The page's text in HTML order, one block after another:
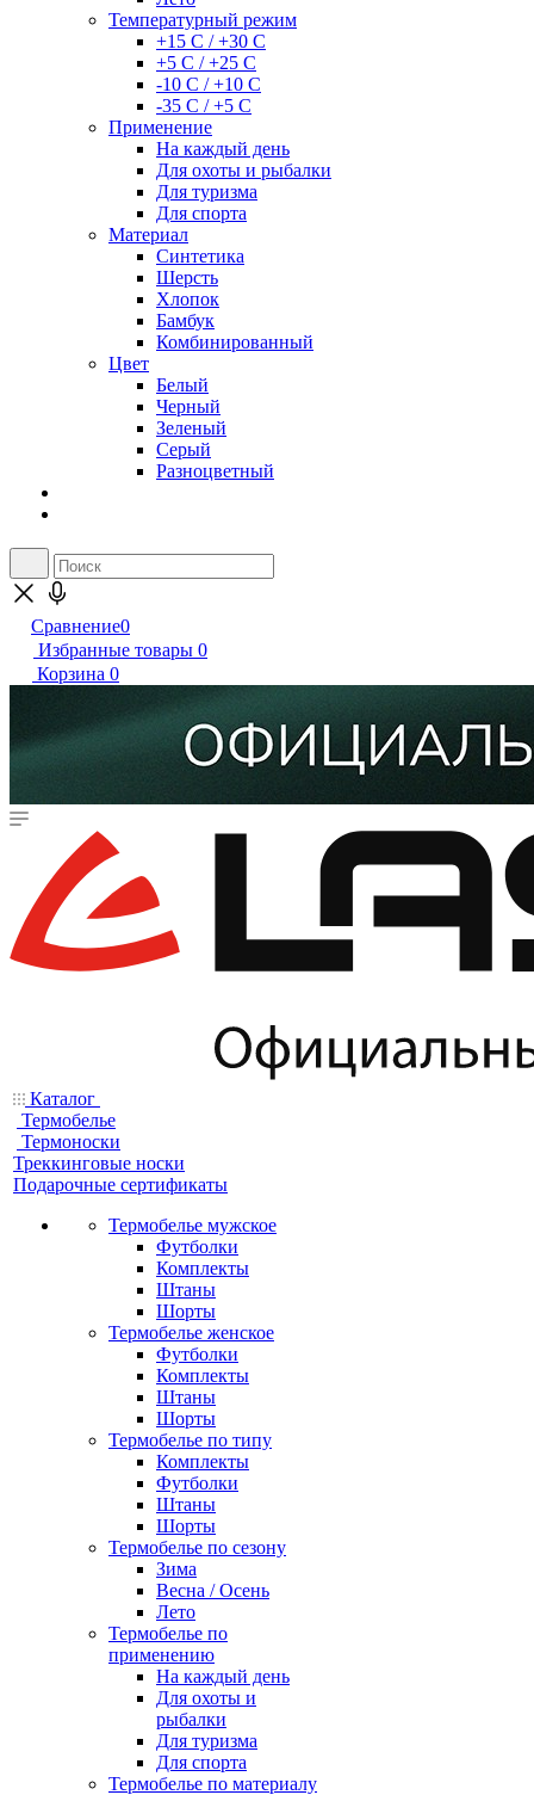
Температурный режим
+15 С / +30 С
+5 С / +25 С
-10 С / +10 С
-35 С / +5 С
Применение
На каждый день
Для охоты и рыбалки
Для туризма
Для спорта
Материал
Синтетика
Шерсть
Хлопок
Бамбук
Комбинированный
Цвет
Белый
Черный
Зеленый
Серый
Разноцветный
Сравнение0
Избранные товары 0
Корзина 0
Каталог
Термобелье
Термоноски
Треккинговые носки
Подарочные сертификаты
Термобелье мужское
Футболки
Комплекты
Штаны
Шорты
Термобелье женское
Футболки
Комплекты
Штаны
Шорты
Термобелье по типу
Комплекты
Футболки
Штаны
Шорты
Термобелье по сезону
Зима
Весна / Осень
Лето
Термобелье по
применению
На каждый день
Для охоты и
рыбалки
Для туризма
Для спорта
Термобелье по материалу